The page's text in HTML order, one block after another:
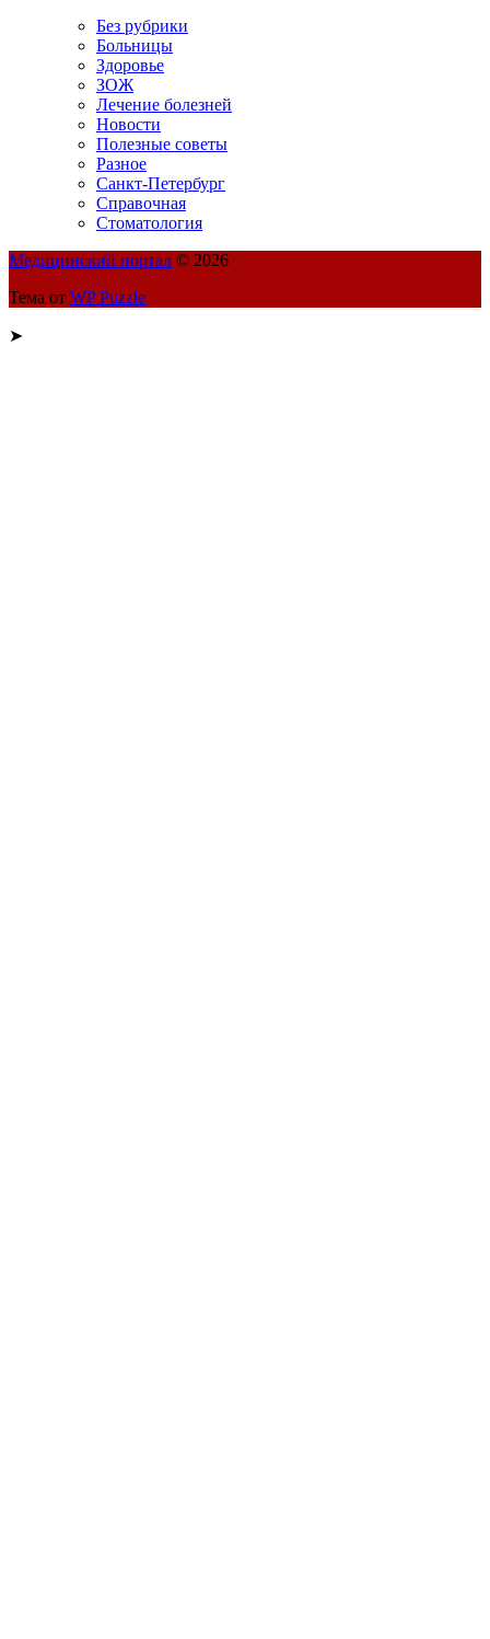
Без рубрики
Больницы
Здоровье
ЗОЖ
Лечение болезней
Новости
Полезные советы
Разное
Санкт-Петербург
Справочная
Стоматология
Медицинский портал © 2026
Тема от WP Puzzle
➤